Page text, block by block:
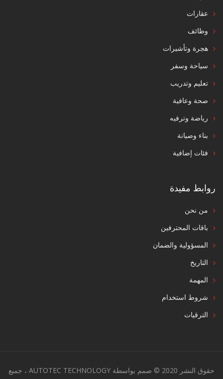
عقارات
وظائف
هجرة وتأشيرات
سياحة وسفر
تعليم وتدريب
صحة وعافية
رياضة وترفيه
بناء وصيانة
فئات إضافية
روابط مفيدة
من نحن
باقات المحترفين
المسؤولية والضمان
التاريخ
المهمة
شروط استخدام
الترقيات
حقوق النشر 2020 © صمم بواسطة AUTOTEC TECHNOLOGY ، جميع